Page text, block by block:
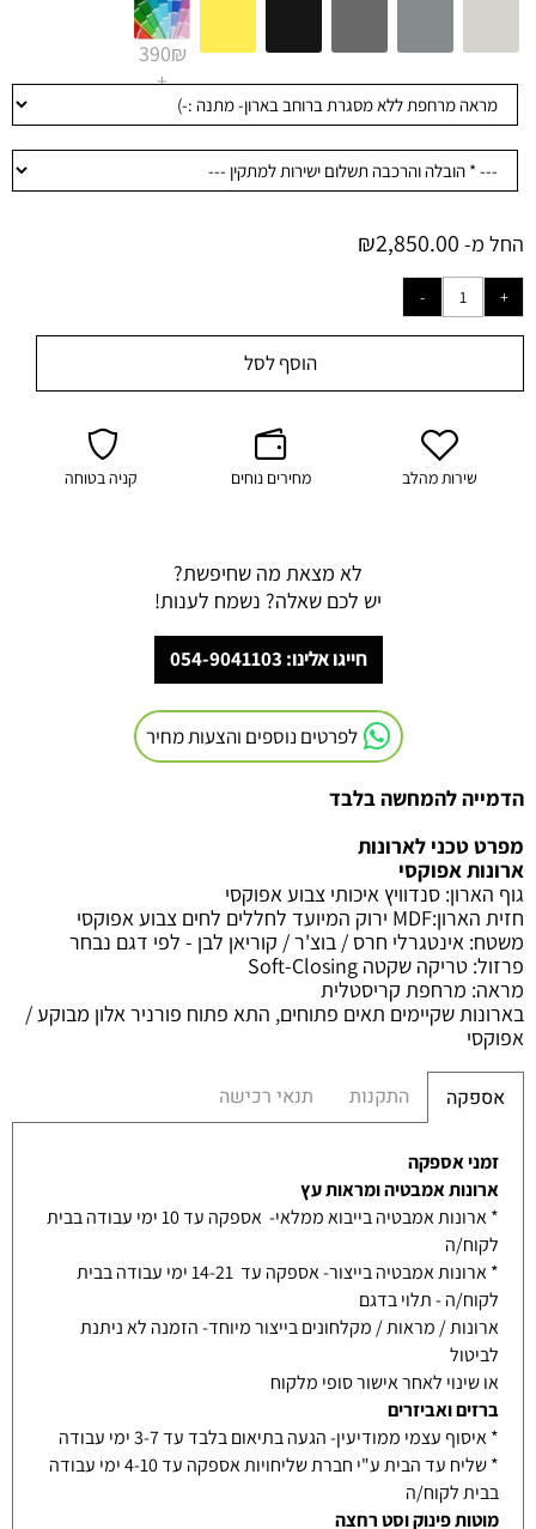
390₪
+
החל מ- ₪2,850.00
הוסף לסל
שירות מהלב מחירים נוחים קניה בטוחה
לא מצאת מה שחיפשת?
יש לכם שאלה? נשמח לענות!
חייגו אלינו: 054-9041103
לפרטים נוספים והצעות מחיר
הדמייה להמחשה בלבד
מפרט טכני לארונות
ארונות אפוקסי
גוף הארון: סנדוויץ איכותי צבוע אפוקסי
חזית הארון:MDF
ירוק המיועד לחללים לחים צבוע אפוקסי
משטח: אינטגרלי חרס / בוצ'ר / קוריאן לבן - לפי דגם נבחר
פרזול: טריקה שקטה Soft-Closing
מראה: מרחפת קריסטלית
בארונות שקיימים תאים פתוחים, התא פתוח פורניר אלון מבוקע /
אפוקסי
אספקה התקנות תנאי רכישה
זמני אספקה
ארונות אמבטיה ומראות עץ
* ארונות אמבטיה בייבוא ממלאי- אספקה עד 10 ימי עבודה בבית
לקוח/ה
* ארונות אמבטיה בייצור- אספקה עד 14-21 ימי עבודה בבית
לקוח/ה - תלוי בדגם
ארונות / מראות / מקלחונים בייצור מיוחד- הזמנה לא ניתנת
לביטול
או שינוי לאחר אישור סופי מלקוח
ברזים ואביזרים
* איסוף עצמי ממודיעין- הגעה בתיאום בלבד עד 3-7 ימי עבודה
* שליח עד הבית ע"י חברת שליחויות אספקה עד 4-10 ימי עבודה
בבית לקוח/ה
מוטות פינוק וסט רחצה